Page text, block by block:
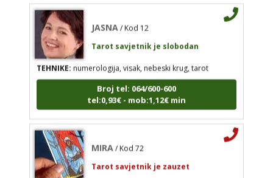
Broj tel: 064/600-600
JASNA/ Kod 12
Tarot savjetnik je slobodan
tel:0,93€ - mob:1,12€ min
JASNA
Tarot savjetnik je slobodan
TEHNIKE: numerologija, visak, nebeski krug, tarot
Broj tel: 064/600-600
tel:0,93€ - mob:1,12€ min
MIRA
Tarot savjetnik je zauzet
TEHNIKE:tarot